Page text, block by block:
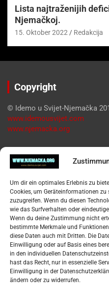
Um dir ein optimales Erlebnis zu
Cookies, um Geräteinformationen
zuzugreifen. Wenn du diesen
wie das Surfverhalten oder
Wenn du deine Zustimmung nicht
bestimmte Merkmale und
diese Daten auch mit Dritten. Die
Einwilligung oder auf Basis eines
in den individuellen
hast das Recht, nur in essenzielle
Einwilligung in der
ändern oder zu widerrufen.
Lista najtraženijih
Njemačkoj.
15. Oktober 2022 Redakcija
Copyright
© Idemo u Svijet-Njemačka
www.idemousvijet.com
www.njemacka.org
Pregled
Datenschutzerklärung
Widerufsbelehrung
Oglašavanje / Postavite svoj
Tko je “Idemo u
Pretražite stranicu:
S